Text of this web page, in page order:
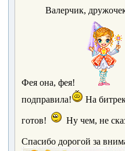
Валерчик,
Фея она, фея!
подправила!
На
готов! Ну чем, не
Спасибо дорогой за